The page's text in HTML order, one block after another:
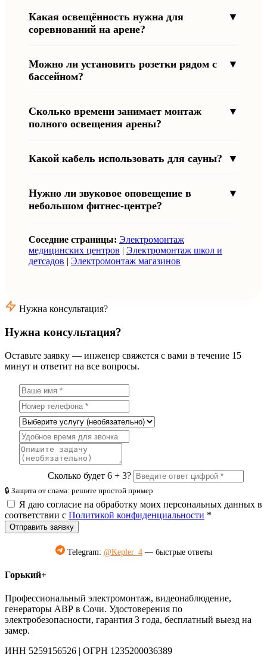
Какая освещённость нужна для
соревнований на арене?
▼
Можно ли установить розетки рядом с
бассейном?
▼
Сколько времени занимает монтаж
полного освещения арены?
▼
Какой кабель использовать для сауны? ▼
Нужно ли звуковое оповещение в
небольшом фитнес-центре?
▼
Соседние страницы: Электромонтаж
медицинских центров | Электромонтаж школ и
детсадов | Электромонтаж магазинов
Нужна консультация?
Нужна консультация?
Оставьте заявку — инженер свяжется с вами в течение 15
минут и ответит на все вопросы.
Сколько будет 6 + 3?
🔒 Защита от спама: решите простой пример
Я даю согласие на обработку моих персональных данных в
соответствии с Политикой конфиденциальности *
Отправить заявку
Telegram: @Kepler_4— быстрые ответы
Горький+
Профессиональный электромонтаж, видеонаблюдение,
генераторы АВР в Сочи. Удостоверения по
электробезопасности, гарантия 3 года, бесплатный выезд на
замер.
ИНН 5259156526 | ОГРН 1235200036389